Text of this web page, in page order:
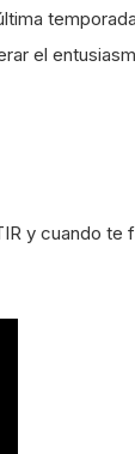
el
y cuando te